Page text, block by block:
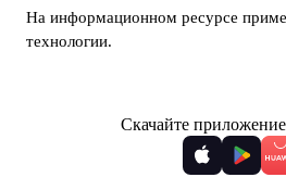
На информационном ресурсе
технологии.
Скачайте